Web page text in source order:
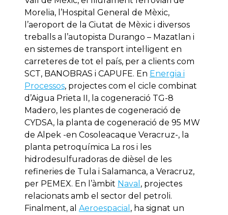
Morelia, l’Hospital General de Mèxic,
l’aeroport de la Ciutat de Mèxic i diversos
treballs a l’autopista Durango – Mazatlan i
en sistemes de transport intel·ligent en
carreteres de tot el país, per a clients com
SCT, BANOBRAS i CAPUFE. En Energia i
Processos, projectes com el cicle combinat
d’Aigua Prieta II, la cogeneració TG-8
Madero, les plantes de cogeneració de
CYDSA, la planta de cogeneració de 95 MW
de Alpek -en Cosoleacaque Veracruz-, la
planta petroquímica La ros i les
hidrodesulfuradoras de dièsel de les
refineries de Tula i Salamanca, a Veracruz,
per PEMEX. En l’àmbit Naval , projectes
relacionats amb el sector del petroli.
Finalment, al Aeroespacial , ha signat un